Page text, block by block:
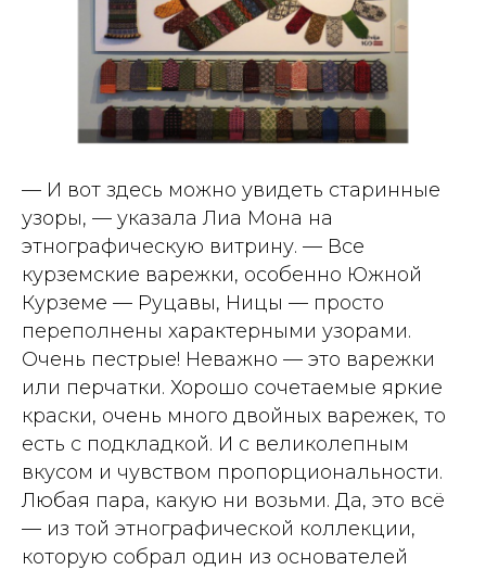
— И вот здесь можно увидеть старинные
узоры, — указала Лиа Мона на
этнографическую витрину. — Все
курземские варежки, особенно Южной
Курземе — Руцавы, Ницы — просто
переполнены характерными узорами.
Очень пестрые! Неважно — это варежки
или перчатки. Хорошо сочетаемые яркие
краски, очень много двойных варежек, то
есть с подкладкой. И с великолепным
вкусом и чувством пропорциональности.
Любая пара, какую ни возьми. Да, это всё
— из той этнографической коллекции,
которую собрал один из основателей